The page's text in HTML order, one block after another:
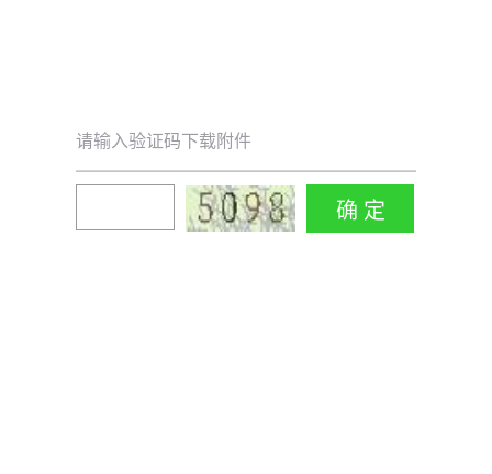
请输入验证码下载附件